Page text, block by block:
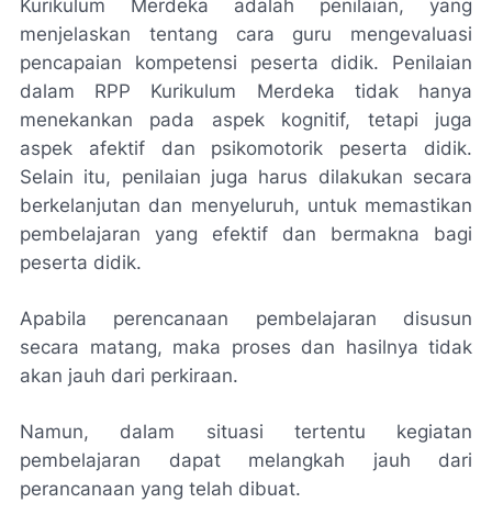
Kurikulum Merdeka adalah penilaian, yang
menjelaskan tentang cara guru mengevaluasi
pencapaian kompetensi peserta didik. Penilaian
dalam RPP Kurikulum Merdeka tidak hanya
menekankan pada aspek kognitif, tetapi juga
aspek afektif dan psikomotorik peserta didik.
Selain itu, penilaian juga harus dilakukan secara
berkelanjutan dan menyeluruh, untuk memastikan
pembelajaran yang efektif dan bermakna bagi
peserta didik.
Apabila perencanaan pembelajaran disusun
secara matang, maka proses dan hasilnya tidak
akan jauh dari perkiraan.
Namun, dalam situasi tertentu kegiatan
pembelajaran dapat melangkah jauh dari
perancanaan yang telah dibuat.